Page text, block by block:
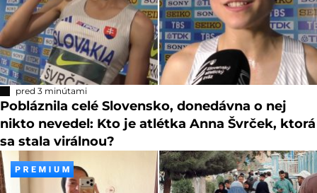
pred 3 minútami
Pobláznila celé Slovensko, donedávna o nej
nikto nevedel: Kto je atlétka Anna Švrček, ktorá
sa stala virálnou?